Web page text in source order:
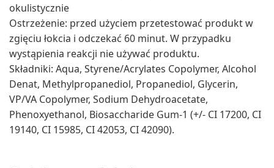
okulistycznie
Ostrzeżenie: przed użyciem przetestować produkt w
zgięciu łokcia i odczekać 60 minut. W przypadku
wystąpienia reakcji nie używać produktu.
Składniki: Aqua, Styrene/Acrylates Copolymer, Alcohol
Denat, Methylpropanediol, Propanediol, Glycerin,
VP/VA Copolymer, Sodium Dehydroacetate,
Phenoxyethanol, Biosaccharide Gum-1 (+/- CI 17200, CI
19140, CI 15985, CI 42053, CI 42090).